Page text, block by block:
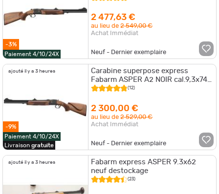
-3%
Paiement 4/10/24X
2 477,63 €
au lieu de2 549,00 €
Achat Immédiat
Neuf - Dernier exemplaire
ajouté il y a 3 heures
-9%
Paiement 4/10/24X
Livraison gratuite
Carabine superpose express
Fabarm ASPER A2 NOIR cal.9,3x74R
bois can.55cm droitier
(12)
2 300,00 €
au lieu de2 529,00 €
Achat Immédiat
Neuf - Dernier exemplaire
ajouté il y a 3 heures
Fabarm express ASPER 9.3x62
neuf destockage
(23)